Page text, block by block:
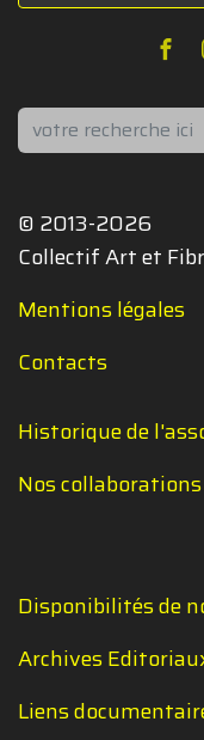
Rechercher
© 2013-2026
Collectif Art et
Mentions légales
Contacts
Historique de
Nos collaborations
Disponibilités de
Archives
Liens